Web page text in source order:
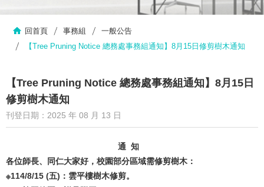
回首頁 事務組
一般公告
【Tree Pruning Notice 總務處事務組通知】8月15日修剪樹木通知
【Tree Pruning Notice 總務處事務組通知】8月15日
修剪樹木通知
刊登日期：2025 年 08 月 13 日
通 知
各位師長、同仁大家好，校園部分區域需修剪樹木：
※114/8/15 (五)：雲平樓樹木修剪。